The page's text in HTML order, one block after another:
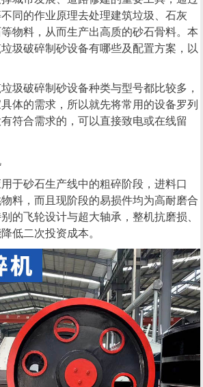
同的作业原理去处理建筑垃圾、石灰
物料，从而生产出高质的砂石骨料。本
圾破碎制砂设备有哪些及配置方案，以
圾破碎制砂设备种类与型号都比较多，
体的需求，所以就先将常用的设备罗列
符合需求的，可以直接致电或在线留
于砂石生产线中的粗碎阶段，进料口
料，而且现阶段的易损件均为高耐磨合
的飞轮设计与超大轴承，整机抗磨损、
低二次投资成本。